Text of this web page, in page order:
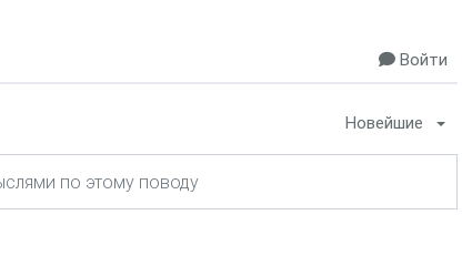
Войти
Новейшие